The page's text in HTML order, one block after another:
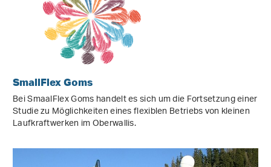
SmallFlex Goms
Bei SmaalFlex Goms handelt es sich um die Fortsetzung einer
Studie zu Möglichkeiten eines flexiblen Betriebs von kleinen
Laufkraftwerken im Oberwallis.